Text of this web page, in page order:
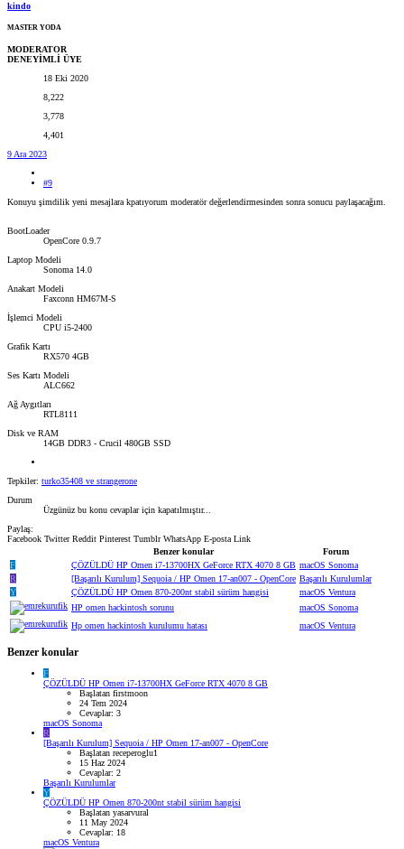
kindo
MASTER YODA
MODERATOR
DENEYİMLİ ÜYE
18 Eki 2020
8,222
3,778
4,401
9 Ara 2023
#9
Konuyu şimdilik yeni mesajlara kpatıyorum moderatör değerlendirmesinden sonra sonucu paylaşacağım.
BootLoader
OpenCore 0.9.7
Laptop Modeli
Sonoma 14.0
Anakart Modeli
Faxconn HM67M-S
İşlemci Modeli
CPU i5-2400
Grafik Kartı
RX570 4GB
Ses Kartı Modeli
ALC662
Ağ Aygıtları
RTL8111
Disk ve RAM
14GB DDR3 - Crucil 480GB SSD
Tepkiler: turko35408 ve strangerone
Durum
Üzgünüz bu konu cevaplar için kapatılmıştır...
Paylaş:
Facebook Twitter Reddit Pinterest Tumblr WhatsApp E-posta Link
Benzer konular
Forum
F
ÇÖZÜLDÜ HP Omen i7-13700HX GeForce RTX 4070 8 GB macOS Sonoma
R
[Başarılı Kurulum] Sequoia / HP Omen 17-an007 - OpenCore Başarılı Kurulumlar
Y
ÇÖZÜLDÜ HP Omen 870-200nt stabil sürüm hangisi
macOS Ventura
HP omen hackintosh sorunu
macOS Sonoma
Hp omen hackintosh kurulumu hatası
macOS Ventura
Benzer konular
F
ÇÖZÜLDÜ HP Omen i7-13700HX GeForce RTX 4070 8 GB
Başlatan firstmoon
24 Tem 2024
Cevaplar: 3
macOS Sonoma
R
[Başarılı Kurulum] Sequoia / HP Omen 17-an007 - OpenCore
Başlatan receperoglu1
15 Haz 2024
Cevaplar: 2
Başarılı Kurulumlar
Y
ÇÖZÜLDÜ HP Omen 870-200nt stabil sürüm hangisi
Başlatan yasarvural
11 May 2024
Cevaplar: 18
macOS Ventura